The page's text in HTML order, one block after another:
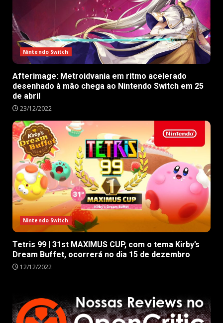
Nintendo Switch
Afterimage: Metroidvania em ritmo acelerado
desenhado à mão chega ao Nintendo Switch em 25
de abril
23/12/2022
Nintendo Switch
Tetris 99 | 31st MAXIMUS CUP, com o tema Kirby’s
Dream Buffet, ocorrerá no dia 15 de dezembro
12/12/2022